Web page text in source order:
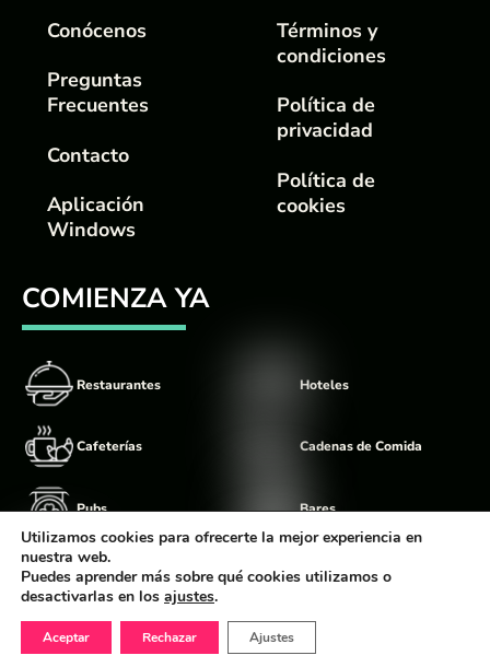
Conócenos
Preguntas
Frecuentes
Contacto
Aplicación
Windows
Términos y
condiciones
Política de
privacidad
Política de
cookies
COMIENZA YA
Restaurantes
Cafeterías
Pubs
Food Trucks
Hoteles
Cadenas de Comida
Bares
Discotecas
©Comandator2026 Diseño Realizado por The Digital Balloon
Utilizamos cookies para ofrecerte la mejor experiencia en
nuestra web.
Puedes aprender más sobre qué cookies utilizamos o
desactivarlas en los ajustes.
Aceptar Rechazar Ajustes